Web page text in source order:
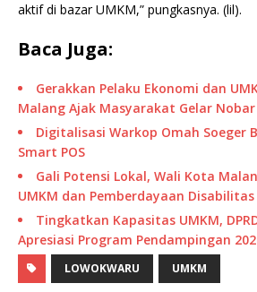
aktif di bazar UMKM,” pungkasnya. (lil).
Baca Juga:
Gerakkan Pelaku Ekonomi dan
Malang Ajak Masyarakat Gelar Nobar
Digitalisasi Warkop Omah Soeger
Smart POS
Gali Potensi Lokal, Wali Kota
UMKM dan Pemberdayaan
Tingkatkan Kapasitas UMKM,
Apresiasi Program Pendampingan
LOWOKWARU UMKM